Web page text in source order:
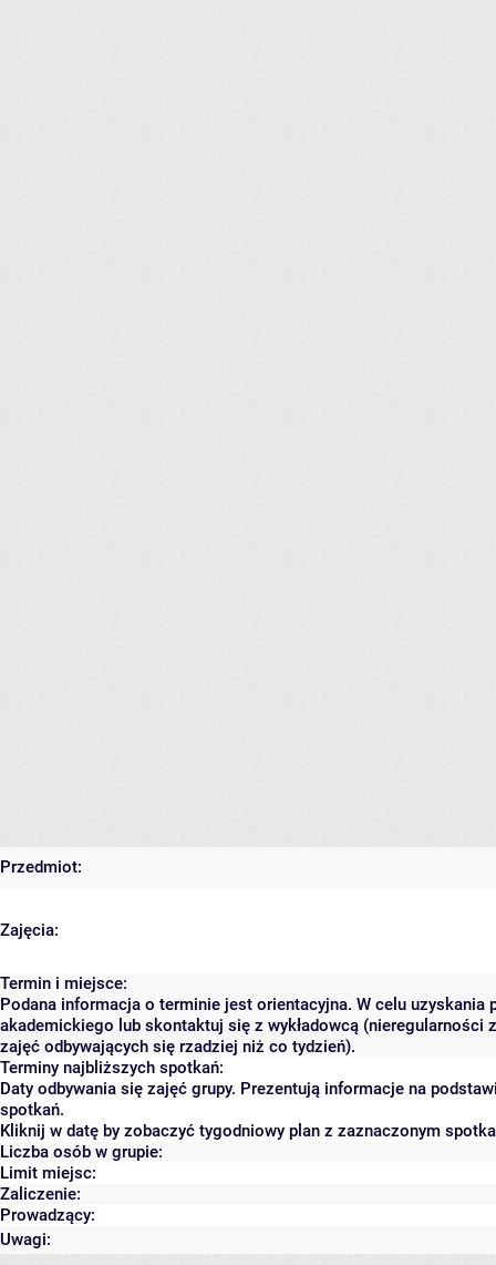
Przedmiot:
Zajęcia:
Termin i miejsce:
Podana informacja o terminie jest orientacyjna. W celu
akademickiego lub skontaktuj się z wykładowcą (nieregularności
zajęć odbywających się rzadziej niż co tydzień).
Terminy najbliższych spotkań:
Daty odbywania się zajęć grupy. Prezentują informacje na
spotkań.
Kliknij w datę by zobaczyć tygodniowy plan z zaznaczonym
Liczba osób w grupie:
Limit miejsc:
Zaliczenie:
Prowadzący:
Uwagi: